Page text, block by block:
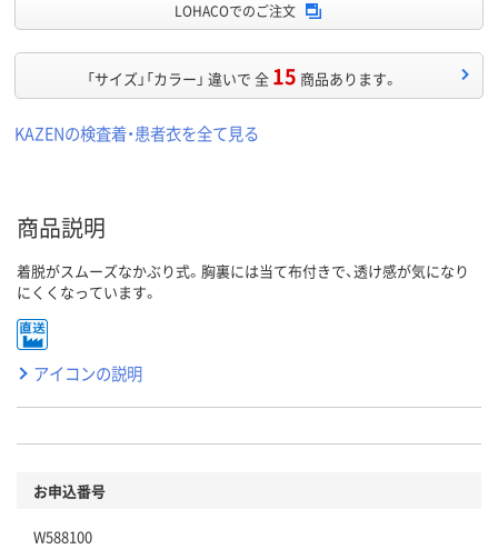
LOHACOでのご注文
「サイズ」「カラー」 違いで 全 15 商品あります。
KAZENの検査着・患者衣を全て見る
商品説明
着脱がスムーズなかぶり式。胸裏には当て布付きで、透け感が気になり
にくくなっています。
アイコンの説明
お申込番号
W588100